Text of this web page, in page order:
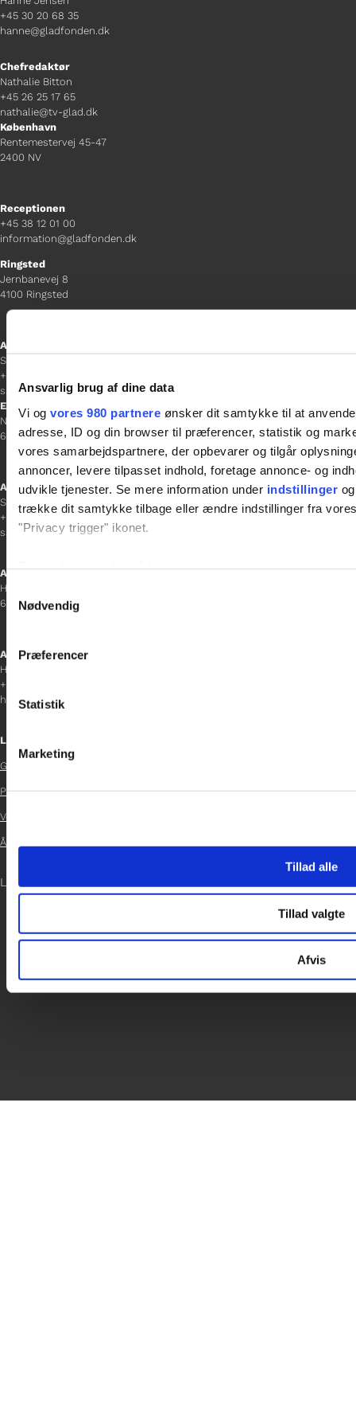
Ansvarlig brug af dine data
Vi og vores 980 partnere ønsker dit samtykke til at
adresse, ID og din browser til præferencer, statistik og
vores samarbejdspartnere, der opbevarer og tilgår
annoncer, levere tilpasset indhold, foretage annonce- og
udvikle tjenester. Se mere information under indstillinger
trække dit samtykke tilbage eller ændre indstillinger fra
"Privacy trigger" ikonet.
Vi bruger cookies til at tilpasse vores indhold og annoncer,
data med andre oplysninger, du har givet dem, eller som de
Samtykkevalg
Nødvendig
Præferencer
Statistik
Marketing
Tillad alle
Tillad valgte
Afvis
+45 30 20 68 35
hanne@gladfonden.dk
Chefredaktør
Nathalie Bitton
+45 26 25 17 65
nathalie@tv-glad.dk
København
Rentemestervej 45-47
2400 NV
Receptionen
+45 38 12 01 00
information@gladfonden.dk
Ringsted
Jernbanevej 8
4100 Ringsted
Afdelingschef
Sacha Lohmann Weiss
+45 40 27 91 11
sacha.lw@gladfonden.dk
Esbjerg
Norgesgade 1, 2. sal
6700 Esbjerg
Afdelingschef
Sanne Hansen
+45 23 69 19 35
sanne.h@gladfonden.dk
Aabenraa
H P Hanssens Gade 23, 2.
6200 Aabenraa
Afdelingschef
Helene Teichert
+45 29 37 32 41
helene.t@gladfonden.dk
Links
Glad Fonden
Persondatapolitik
Vedtægter
Årsrapport 2024
LOG IND
